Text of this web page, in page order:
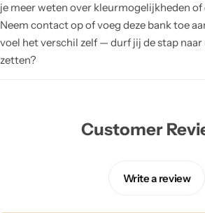
je meer weten over kleurmogelijkheden
Neem contact op of voeg deze bank toe
voel het verschil zelf — durf jij de stap
zetten?
Customer
Write a review